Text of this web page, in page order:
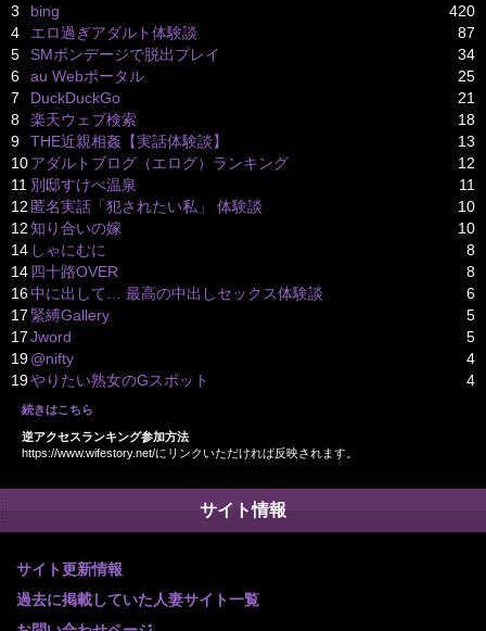
3
bing
420
4
エロ過ぎアダルト体験談
87
5
SMボンデージで脱出プレイ
34
6
au Webポータル
25
7
DuckDuckGo
21
8
楽天ウェブ検索
18
9
THE近親相姦【実話体験談】
13
10アダルトブログ（エログ）ランキング
12
11 別邸すけべ温泉
11
12 匿名実話「犯されたい私」 体験談
10
12知り合いの嫁
10
14 しゃにむに
8
14四十路OVER
8
16中に出して… 最高の中出しセックス体験談
6
17 緊縛Gallery
5
17Jword
5
19@nifty
4
19やりたい熟女のGスポット 4
続きはこちら
逆アクセスランキング参加方法
https://www.wifestory.net/にリンクいただければ反映されます。
サイト情報
サイト更新情報
過去に掲載していた人妻サイト一覧